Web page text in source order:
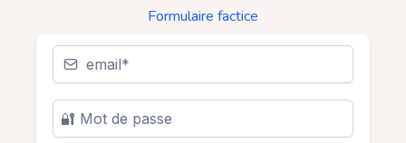
Formulaire factice